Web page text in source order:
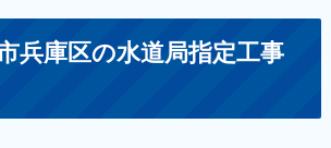
兵庫区の水道局指定工事